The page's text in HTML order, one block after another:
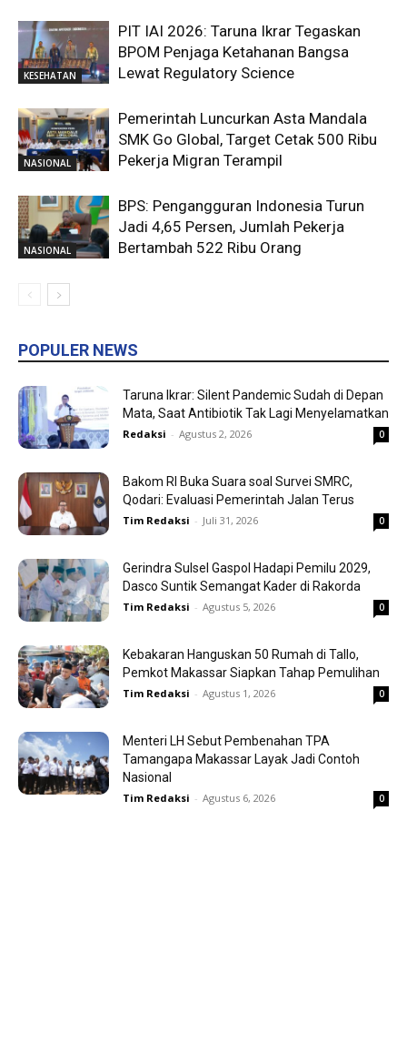
KESEHATAN
PIT IAI 2026: Taruna Ikrar Tegaskan
BPOM Penjaga Ketahanan Bangsa
Lewat Regulatory Science
NASIONAL
Pemerintah Luncurkan Asta Mandala
SMK Go Global, Target Cetak 500 Ribu
Pekerja Migran Terampil
NASIONAL
BPS: Pengangguran Indonesia Turun
Jadi 4,65 Persen, Jumlah Pekerja
Bertambah 522 Ribu Orang
POPULER NEWS
Taruna Ikrar: Silent Pandemic Sudah di Depan
Mata, Saat Antibiotik Tak Lagi Menyelamatkan
Redaksi - Agustus 2, 2026 0
Bakom RI Buka Suara soal Survei SMRC,
Qodari: Evaluasi Pemerintah Jalan Terus
Tim Redaksi - Juli 31, 2026 0
Gerindra Sulsel Gaspol Hadapi Pemilu 2029,
Dasco Suntik Semangat Kader di Rakorda
Tim Redaksi - Agustus 5, 2026 0
Kebakaran Hanguskan 50 Rumah di Tallo,
Pemkot Makassar Siapkan Tahap Pemulihan
Tim Redaksi - Agustus 1, 2026 0
Menteri LH Sebut Pembenahan TPA
Tamangapa Makassar Layak Jadi Contoh
Nasional
Tim Redaksi - Agustus 6, 2026 0